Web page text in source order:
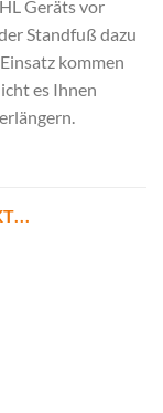
Geräts vor
Standfuß dazu
kommen
es Ihnen